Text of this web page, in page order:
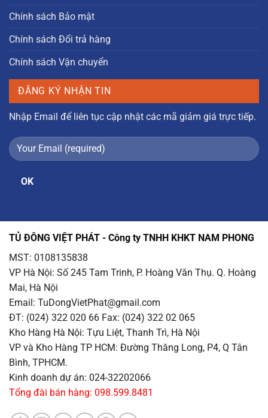
Chính sách Bảo mật
Chính sách Đổi trả hàng
Chính sách Vận chuyển
ĐĂNG KÝ NHẬN TIN
Nhập Email để liên tục cập nhật các mã giảm giá trực tiếp.
TỦ ĐÔNG VIỆT PHÁT - Công ty TNHH KHKT NAM PHONG
MST: 0108135838
VP Hà Nội: Số 245 Tam Trinh, P. Hoàng Văn Thụ. Q. Hoàng
Mai, Hà Nội
Email : TuDongVietPhat@gmail.com
ĐT: (024) 322 020 66 Fax: (024) 322 02 065
Kho Hàng Hà Nội: Tựu Liệt, Thanh Trì, Hà Nội
VP và Kho Hàng TP HCM: Đường Thăng Long, P4, Q Tân
Bình, TPHCM.
Kinh doanh dự án: 024-32202066
Tổng đài bán hàng: 098.599.8481